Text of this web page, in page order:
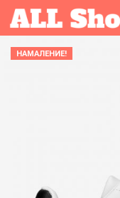
НАМАЛЕНИЕ!